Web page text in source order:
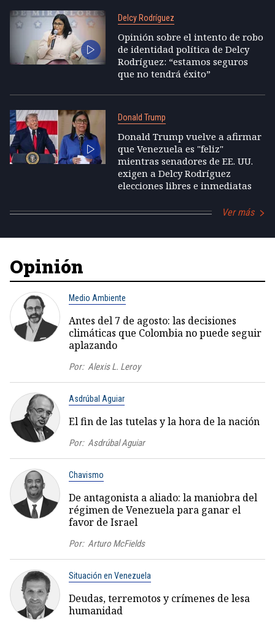
Delcy Rodríguez
Opinión sobre el intento de robo
de identidad política de Delcy
Rodríguez: “estamos seguros
que no tendrá éxito”
Donald Trump
Donald Trump vuelve a afirmar
que Venezuela es "feliz"
mientras senadores de EE. UU.
exigen a Delcy Rodríguez
elecciones libres e inmediatas
Ver más
Opinión
Medio Ambiente
Antes del 7 de agosto: las decisiones
climáticas que Colombia no puede seguir
aplazando
Por: Alexis L. Leroy
Asdrúbal Aguiar
El fin de las tutelas y la hora de la nación
Por: Asdrúbal Aguiar
Chavismo
De antagonista a aliado: la maniobra del
régimen de Venezuela para ganar el
favor de Israel
Por: Arturo McFields
Situación en Venezuela
Deudas, terremotos y crímenes de lesa
humanidad